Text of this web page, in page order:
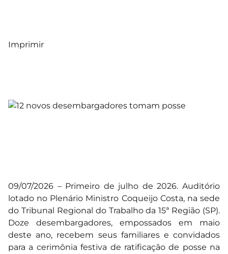
Imprimir
09/07/2026 – Primeiro de julho de 2026. Auditório
lotado no Plenário Ministro Coqueijo Costa, na sede
do Tribunal Regional do Trabalho da 15ª Região (SP).
Doze desembargadores, empossados em maio
deste ano, recebem seus familiares e convidados
para a cerimônia festiva de ratificação de posse na